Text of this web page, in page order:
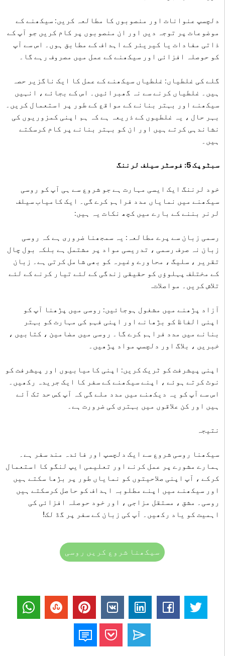
دلچسپ عنوانات اور منصوبوں کا مطالعہ کریں: سیکھنے کے
موضوعات پر توجہ دیں اور ان منصوبوں پر کام کریں جو آپ کے
ذاتی مفادات یا کیریئر کے اہداف کے مطابق ہوں۔ اس سے آپ
کو حوصلہ افزائی اور سیکھنے کے عمل میں مصروف رہے گا۔
گلے کی غلطیاں: غلطیاں سیکھنے کے عمل کا ایک ناگزیر حصہ
ہیں۔ غلطیاں کرنے سے نہ گھبرائیں۔ اس کے بجائے ، انہیں
سیکھنے اور بہتر بنانے کے مواقع کے طور پر استعمال کریں۔
بہر حال ، یہ غلطیوں کے ذریعہ ہے کہ ہم اپنی کمزوریوں کی
نشاندہی کرتے ہیں اور ان کو بہتر بنانے پر کام کرسکتے
ہیں۔
سبٹوپک 5: فوسٹر سیلف لرننگ
خود لرننگ ایک ایسی مہارت ہے جو شروع سے ہی آپ کو روسی
سیکھنے میں نمایاں مدد فراہم کرے گی۔ ایک کامیاب سیلف
لرنر بننے کے بارے میں کچھ نکات یہ ہیں:
رسمی زبان سے پرے مطالعہ: یہ سمجھنا ضروری ہے کہ روسی
زبان نہ صرف رسمی ، تدریسی مواد پر مشتمل ہے بلکہ بول چال
تقریر ، سلیگ ، محاورے وغیرہ کو بھی شامل کرتی ہے۔ زبان
کے مختلف پہلوؤں کو حقیقی زندگی کے لئے تیار کرنے کے لئے
تلاش کریں۔ مواصلات.
آزاد پڑھنے میں مشغول ہوجائیں: روسی میں پڑھنا آپ کو
اپنی الفاظ کو بڑھانے اور اپنی فہم کی مہارت کو بہتر
بنانے میں مدد فراہم کرے گا۔ روسی میں مضامین ، کتابیں ،
خبریں ، بلاگ اور دلچسپ مواد پڑھیں۔
اپنی پیشرفت کو ٹریک کریں: اپنی کامیابیوں اور پیشرفت کو
نوٹ کرتے ہوئے ، اپنے سیکھنے کے سفر کا ایک جریدہ رکھیں۔
اس سے آپ کو یہ دیکھنے میں مدد ملے گی کہ آپ کس حد تک آئے
ہیں اور کن علاقوں میں بہتری کی ضرورت ہے۔
نتیجہ
سیکھنا روسی شروع سے ایک دلچسپ اور فائدہ مند سفر ہے۔
ہمارے مشورے پر عمل کرنے اور تعلیمی ایپ لنگو کا استعمال
کرکے ، آپ اپنی صلاحیتوں کو نمایاں طور پر بڑھا سکتے ہیں
اور سیکھنے میں اپنے مطلوبہ اہداف کو حاصل کرسکتے ہیں
روسی۔ مشق ، مستقل مزاجی ، اور خود حوصلہ افزائی کی
اہمیت کو یاد رکھیں۔ آپ کی زبان کے سفر پر گڈ لک!
سیکھنا شروع کریں روسی